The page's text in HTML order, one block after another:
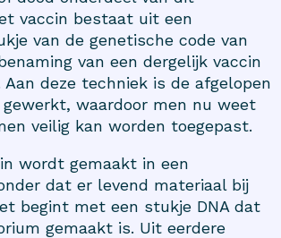
vaccin bestaat uit een
van de genetische code van
van een dergelijk vaccin
Aan deze techniek is de afgelopen
waardoor men nu weet
veilig kan worden toegepast.
wordt gemaakt in een
dat er levend materiaal bij
begint met een stukje DNA dat
gemaakt is. Uit eerdere